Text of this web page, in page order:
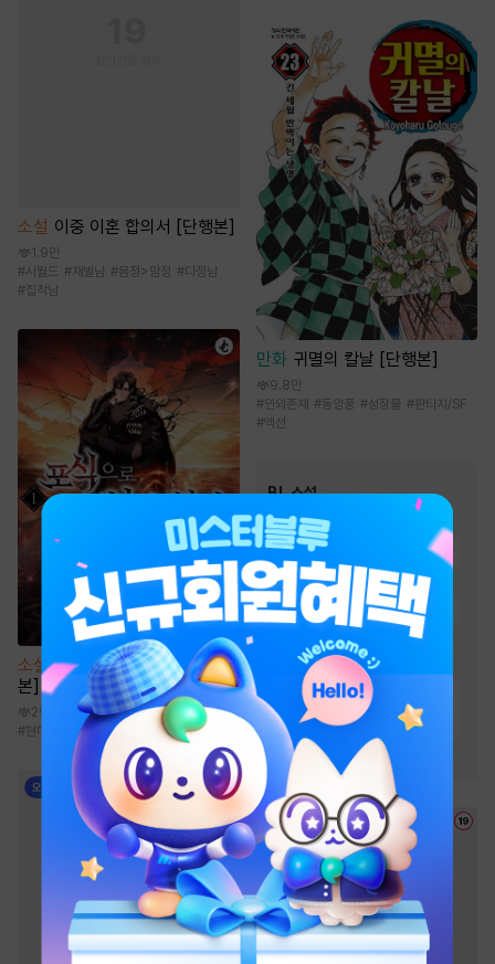
소설 이중 이혼 합의서 [단행본]
1.9만
#시월드 # 재벌남 # 몸정>맘정 #다정남
#집착남
소설 포식으로 최강 헌터 [단행
본]
2만
#현대판타지 #시스템
만화 귀멸의 칼날 [단행본]
9.8만
#인외존재 #동양풍 #성장물 #판타지/SF
#액션
BL 소설
인기 키워드
#미인수
일상물
#능욕공 # 사랑꾼공
#집착공 #능글공 #다정수
순정공 #강공
3인칭시점 #연하공
미인공 #절륜공
#단정수 #순진수 #상처수
첫사랑 오해/착각